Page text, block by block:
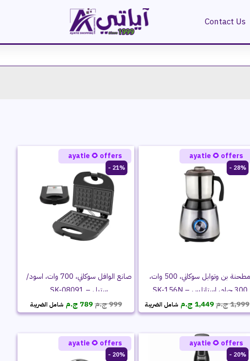
Contact Us
28% -
مطحنة بن وتوابل سوكاني، 500 وات،
300 جرام، استانلس – SK-156N
1,999ج.مالسعر
الأصلي
1,999 ج.م.
1,449 ج.م السعر
الحالي
1,449 ج.م.
شامل الضريبة
ayatie 🌻 offers
21% -
صانع الوافل سوكاني، 700 وات، اسود/
ستيل – SK-08091
999ج.مالسعر
الأصلي
999 ج.م.
789 ج.م السعر
الحالي
789 ج.م.
شامل الضريبة
ayatie 🌻 offers
20% -
ayatie 🌻 offers
20% -
ayatie 🌻 offers